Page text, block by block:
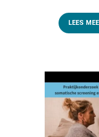
LEES